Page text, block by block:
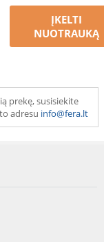
ĮKELTI
NUOTRAUKĄ
prekę, susisiekite
adresu info@fera.lt